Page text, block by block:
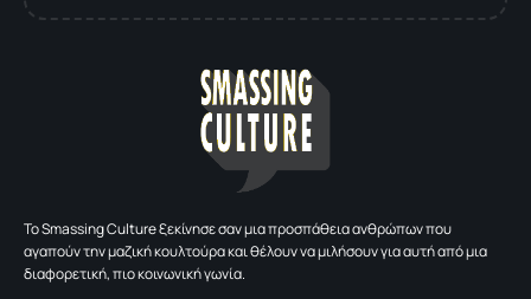
To Smassing Culture ξεκίνησε σαν μια προσπάθεια ανθρώπων που
αγαπούν την μαζική κουλτούρα και θέλουν να μιλήσουν για αυτή από μια
διαφορετική, πιο κοινωνική γωνία.